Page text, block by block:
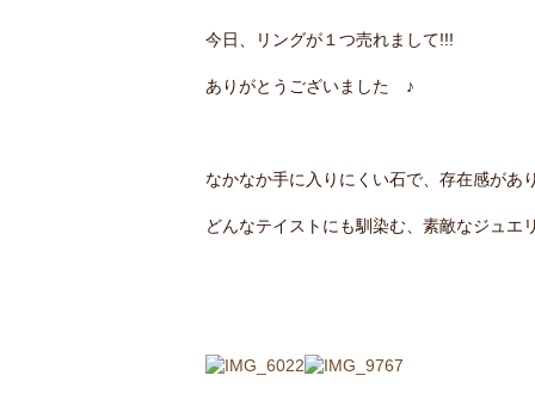
今日、リングが１つ売れまして!!!
ありがとうございました ♪
なかなか手に入りにくい石で、存在感があ
どんなテイストにも馴染む、素敵なジュエ